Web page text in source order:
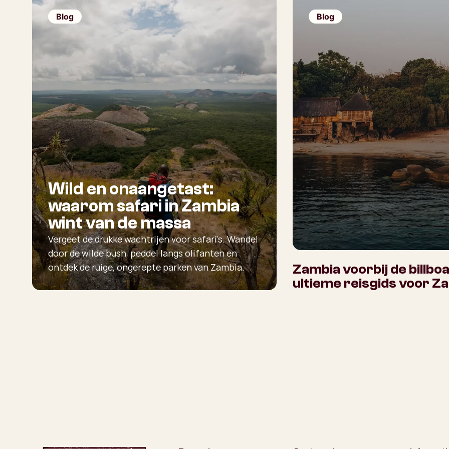
Blog
Wild en onaangetast:
waarom safari in Zambia
wint van de massa
Vergeet de drukke wachtrijen voor safari's. Wandel
door de wilde bush, peddel langs olifanten en
ontdek de ruige, ongerepte parken van Zambia.
Blog
Zambia voorbij de
ultieme reisgids voor